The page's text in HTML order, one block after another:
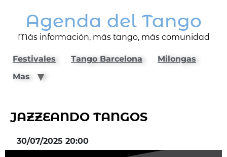
Agenda del Tango
Más información, más tango, más comunidad
Festivales Tango Barcelona
Milongas
Mas
JAZZEANDO TANGOS
30/07/2025 20:00